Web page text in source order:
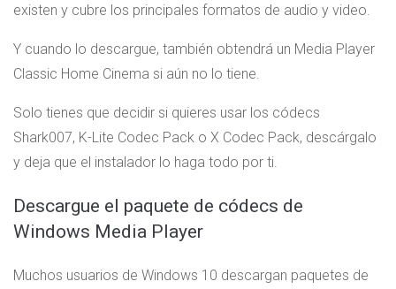
existen y cubre los principales formatos de audio y video.
Y cuando lo descargue, también obtendrá un Media Player
Classic Home Cinema si aún no lo tiene.
Solo tienes que decidir si quieres usar los códecs
Shark007, K-Lite Codec Pack o X Codec Pack, descárgalo
y deja que el instalador lo haga todo por ti.
Descargue el paquete de códecs de
Windows Media Player
Muchos usuarios de Windows 10 descargan paquetes de